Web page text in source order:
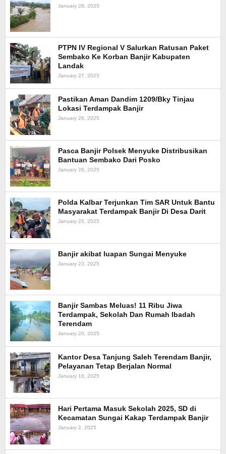
January 28, 2025
PTPN IV Regional V Salurkan Ratusan Paket
Sembako Ke Korban Banjir Kabupaten
Landak
January 27, 2025
Pastikan Aman Dandim 1209/Bky Tinjau
Lokasi Terdampak Banjir
January 26, 2025
Pasca Banjir Polsek Menyuke Distribusikan
Bantuan Sembako Dari Posko
January 26, 2025
Polda Kalbar Terjunkan Tim SAR Untuk Bantu
Masyarakat Terdampak Banjir Di Desa Darit
January 25, 2025
Banjir akibat luapan Sungai Menyuke
January 23, 2025
Banjir Sambas Meluas! 11 Ribu Jiwa
Terdampak, Sekolah Dan Rumah Ibadah
Terendam
January 20, 2025
Kantor Desa Tanjung Saleh Terendam Banjir,
Pelayanan Tetap Berjalan Normal
January 16, 2025
Hari Pertama Masuk Sekolah 2025, SD di
Kecamatan Sungai Kakap Terdampak Banjir
January 2, 2025